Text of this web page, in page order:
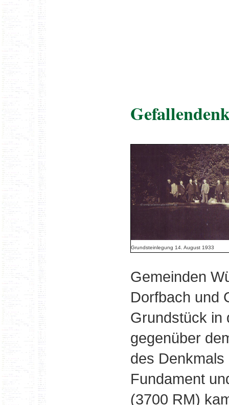
Grundsteinlegung 14. August 1933
Gemeinden
Dorfbach und
Grundstück in
gegenüber
des
Fundament
(3700 RM)